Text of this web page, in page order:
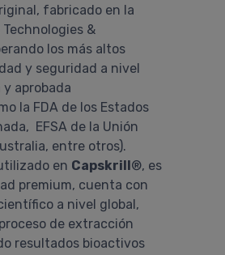
fabricado en la
&
los más altos
y seguridad a nivel
aprobada
la FDA de los Estados
EFSA de la Unión
entre otros).
en Capskrill®, es
premium, cuenta con
a nivel global,
de extracción
resultados bioactivos